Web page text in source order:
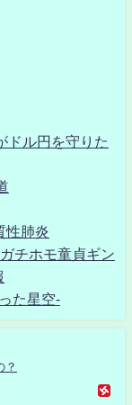
ドル円を守りた
性肺炎
チホモ童貞ギン
た星空-
？